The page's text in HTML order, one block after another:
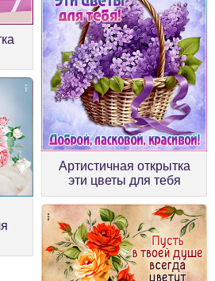
Артистичная открытка
эти цветы для тебя